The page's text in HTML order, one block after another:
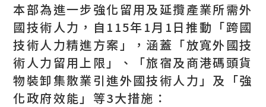
本部為進一步強化留用及延攬產業所需外
國技術人力，自115年1月1日推動「跨國
技術人力精進方案」，涵蓋「放寬外國技
術人力留用上限」、「旅宿及商港碼頭貨
物裝卸集散業引進外國技術人力」及「強
化政府效能」等3大措施：